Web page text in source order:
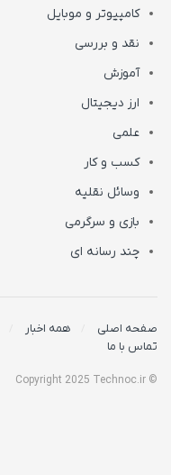
کامپیوتر و موبایل
نقد و بررسی
آموزش
ارز دیجیتال
علمی
کسب و کار
وسائل نقلیه
بازی و سرگرمی
چند رسانه ای
صفحه اصلی همه اخبار
تماس با ما
© Copyright 2025 Technoc.ir